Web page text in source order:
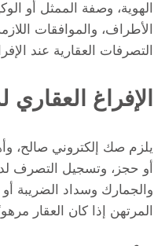
الهوية، وصفة الممثل أو
الأطراف، والموافقات
التصرفات العقارية عند
الإفراغ
يلزم صك إلكتروني صالح،
أو حجز، وتسجيل التصرف
والجمارك وسداد الضريبة أو
المرتهن إذا كان العقار